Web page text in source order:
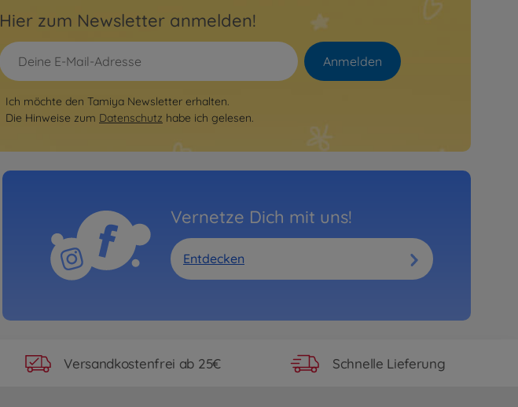
Hier zum Newsletter anmelden!
Anmelden
Ich möchte den Tamiya Newsletter erhalten.
Die Hinweise zum Datenschutz habe ich gelesen.
Vernetze Dich mit uns!
Entdecken
Versandkostenfrei ab 25€ Schnelle Lieferung